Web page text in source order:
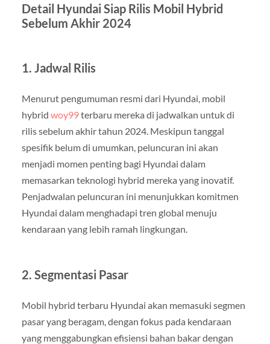
Detail Hyundai Siap Rilis Mobil Hybrid
Sebelum Akhir 2024
1. Jadwal Rilis
Menurut pengumuman resmi dari Hyundai, mobil
hybrid woy99terbaru mereka di jadwalkan untuk di
rilis sebelum akhir tahun 2024. Meskipun tanggal
spesifik belum di umumkan, peluncuran ini akan
menjadi momen penting bagi Hyundai dalam
memasarkan teknologi hybrid mereka yang inovatif.
Penjadwalan peluncuran ini menunjukkan komitmen
Hyundai dalam menghadapi tren global menuju
kendaraan yang lebih ramah lingkungan.
2. Segmentasi Pasar
Mobil hybrid terbaru Hyundai akan memasuki segmen
pasar yang beragam, dengan fokus pada kendaraan
yang menggabungkan efisiensi bahan bakar dengan